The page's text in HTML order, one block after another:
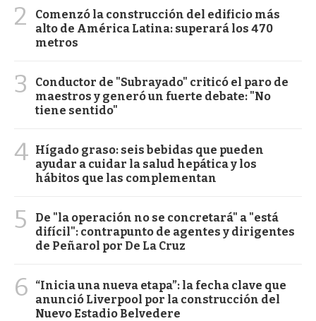
2
Comenzó la construcción del edificio más
alto de América Latina: superará los 470
metros
3
Conductor de "Subrayado" criticó el paro de
maestros y generó un fuerte debate: "No
tiene sentido"
4 Hígado graso: seis bebidas que pueden
ayudar a cuidar la salud hepática y los
hábitos que las complementan
5
De "la operación no se concretará" a "está
difícil": contrapunto de agentes y dirigentes
de Peñarol por De La Cruz
6
“Inicia una nueva etapa”: la fecha clave que
anunció Liverpool por la construcción del
Nuevo Estadio Belvedere